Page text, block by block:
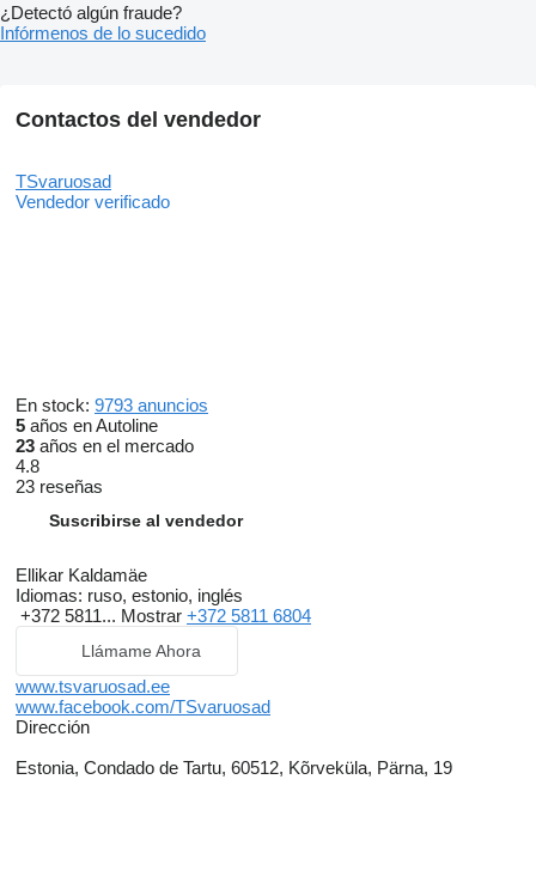
¿Detectó algún fraude?
Infórmenos de lo sucedido
Contactos del vendedor
TSvaruosad
Vendedor verificado
En stock: 9793 anuncios
5 años en Autoline
23 años en el mercado
4.8
23 reseñas
Suscribirse al vendedor
Ellikar Kaldamäe
Idiomas: ruso, estonio, inglés
+372 5811... Mostrar +372 5811 6804
Llámame Ahora
www.tsvaruosad.ee
www.facebook.com/TSvaruosad
Dirección
Estonia, Condado de Tartu, 60512, Kõrveküla, Pärna, 19